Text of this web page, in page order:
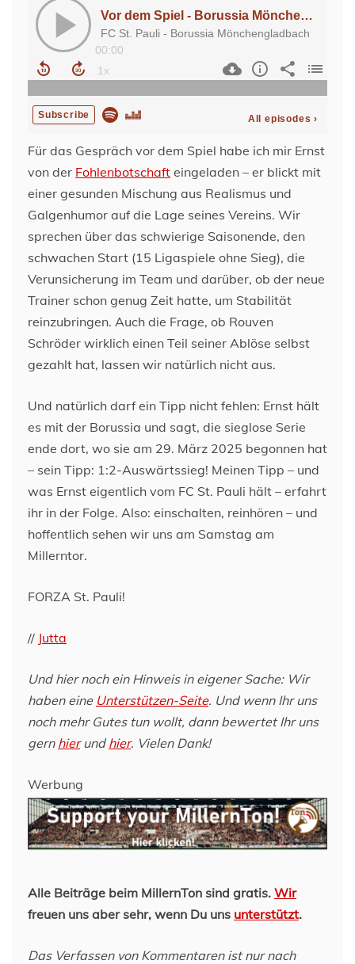
Für das Gespräch vor dem Spiel habe ich mir Ernst
von der Fohlenbotschaft eingeladen – er blickt mit
einer gesunden Mischung aus Realismus und
Galgenhumor auf die Lage seines Vereins. Wir
sprechen über das schwierige Saisonende, den
schwachen Start (15 Ligaspiele ohne Sieg), die
Verunsicherung im Team und darüber, ob der neue
Trainer schon genug Zeit hatte, um Stabilität
reinzubringen. Auch die Frage, ob Rouven
Schröder wirklich einen Teil seiner Ablöse selbst
gezahlt hat, lassen wir natürlich nicht aus.
Und natürlich darf ein Tipp nicht fehlen: Ernst hält
es mit der Borussia und sagt, die sieglose Serie
ende dort, wo sie am 29. März 2025 begonnen hat
– sein Tipp: 1:2-Auswärtssieg! Meinen Tipp – und
was Ernst eigentlich vom FC St. Pauli hält – erfahrt
ihr in der Folge. Also: einschalten, reinhören – und
hoffentlich sehen wir uns am Samstag am
Millerntor.
FORZA St. Pauli!
// Jutta
Und hier noch ein Hinweis in eigener Sache: Wir
haben eine Unterstützen-Seite. Und wenn Ihr uns
noch mehr Gutes tun wollt, dann bewertet Ihr uns
gern hierundhier. Vielen Dank!
Werbung
Alle Beiträge beim MillernTon sind gratis. Wir
freuen uns aber sehr, wenn Du uns unterstützt.
Das Verfassen von Kommentaren ist nur nach